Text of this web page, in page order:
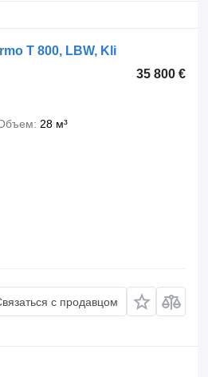
T 800, LBW, Kli
35 800 €
28 м³
с продавцом